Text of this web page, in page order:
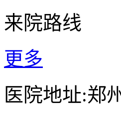
来院路线
更多
医院地址:郑